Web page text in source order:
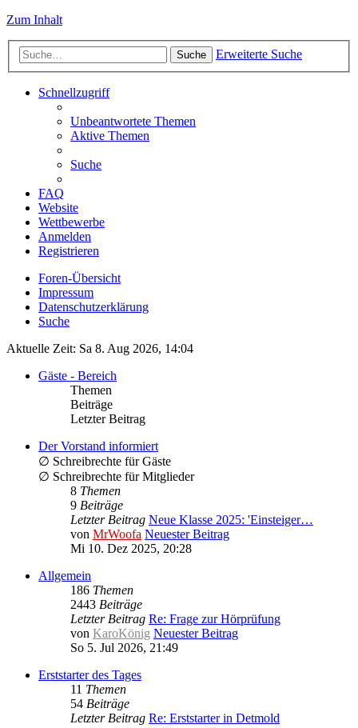
Zum Inhalt
Suche Erweiterte Suche
Schnellzugriff
Unbeantwortete Themen
Aktive Themen
Suche
FAQ
Website
Wettbewerbe
Anmelden
Registrieren
Foren-Übersicht
Impressum
Datenschutzerklärung
Suche
Aktuelle Zeit: Sa 8. Aug 2026, 14:04
Gäste - Bereich
Themen
Beiträge
Letzter Beitrag
Der Vorstand informiert
∅ Schreibrechte für Gäste
∅ Schreibrechte für Mitglieder
8 Themen
9 Beiträge
Letzter Beitrag Neue Klasse 2025: 'Einsteiger…
von MrWoofa Neuester Beitrag
Mi 10. Dez 2025, 20:28
Allgemein
186 Themen
2443 Beiträge
Letzter Beitrag Re: Frage zur Hörprüfung
von KaroKönig Neuester Beitrag
So 5. Jul 2026, 21:49
Erststarter des Tages
11 Themen
54 Beiträge
Letzter Beitrag Re: Erststarter in Detmold